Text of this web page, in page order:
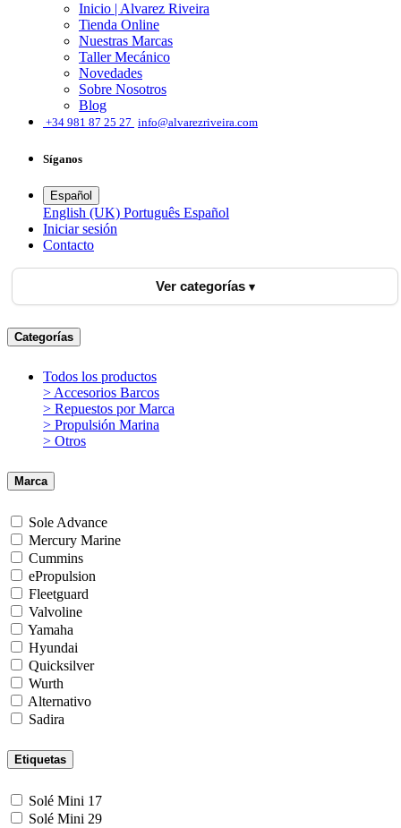
Inicio | Alvarez Riveira
Tienda Online
Nuestras Marcas
Taller Mecánico
Novedades
Sobre Nosotros
Blog
+34 981 87 25 27 info@alvarezriveira.com
Síganos
Español
English (UK) Português Español
Iniciar sesión
​Contacto
Ver categorías
Categorías
Todos los productos
> Accesorios Barcos
> Repuestos por Marca
> Propulsión Marina
> Otros
Marca
Sole Advance
Mercury Marine
Cummins
ePropulsion
Fleetguard
Valvoline
Yamaha
Hyundai
Quicksilver
Wurth
Alternativo
Sadira
Etiquetas
Solé Mini 17
Solé Mini 29